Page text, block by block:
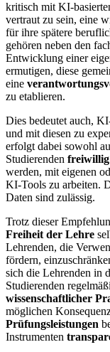
kritisch mit KI-
vertraut zu sein, eine
für ihre spätere
gehören neben den
Entwicklung einer
ermutigen, diese
eine
zu etablieren.
Dies bedeutet auch,
und mit diesen zu
erfolgt dabei sowohl
Studierenden freiwillig
werden, mit eigenen
KI-Tools zu arbeiten.
Daten sind zulässig.
Trotz dieser
Freiheit der Lehre
Lehrenden, die
fördern,
sich die Lehrenden in
Studierenden
wissenschaftlicher
möglichen
Prüfungsleistungen
Instrumenten